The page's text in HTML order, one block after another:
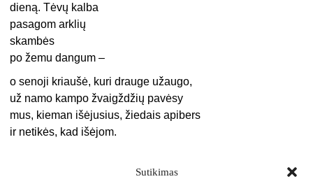
Sutikimas
dieną. Tėvų kalba
pasagom arklių
skambės
po žemu dangum –
o senoji kriaušė, kuri drauge užaugo,
už namo kampo žvaigždžių pavėsy
mus, kieman išėjusius, žiedais apibers
ir netikės, kad išėjom.